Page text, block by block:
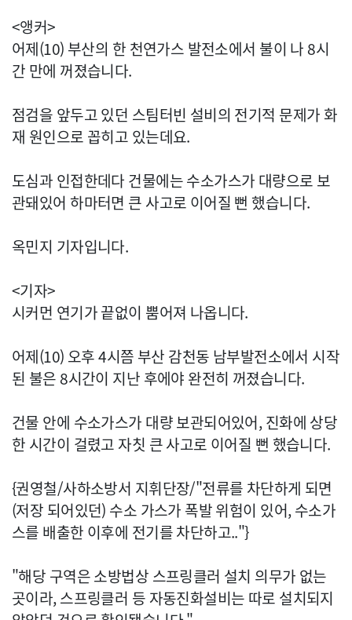
<앵커>
어제(10) 부산의 한 천연가스 발전소에서 불이 나 8시
간 만에 꺼졌습니다.
점검을 앞두고 있던 스팀터빈 설비의 전기적 문제가 화
재 원인으로 꼽히고 있는데요.
도심과 인접한데다 건물에는 수소가스가 대량으로 보
관돼있어 하마터면 큰 사고로 이어질 뻔 했습니다.
옥민지 기자입니다.
<기자>
시커먼 연기가 끝없이 뿜어져 나옵니다.
어제(10) 오후 4시쯤 부산 감천동 남부발전소에서 시작
된 불은 8시간이 지난 후에야 완전히 꺼졌습니다.
건물 안에 수소가스가 대량 보관되어있어, 진화에 상당
한 시간이 걸렸고 자칫 큰 사고로 이어질 뻔 했습니다.
{권영철/사하소방서 지휘단장/"전류를 차단하게 되면
(저장 되어있던) 수소 가스가 폭발 위험이 있어, 수소가
스를 배출한 이후에 전기를 차단하고.."}
"해당 구역은 소방법상 스프링클러 설치 의무가 없는
곳이라, 스프링클러 등 자동진화설비는 따로 설치되지